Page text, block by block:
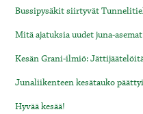
Bussipysäkit siirtyvät
Mitä ajatuksia uudet juna-
Kesän Grani-ilmiö:
Junaliikenteen kesätauko
Hyvää kesää!